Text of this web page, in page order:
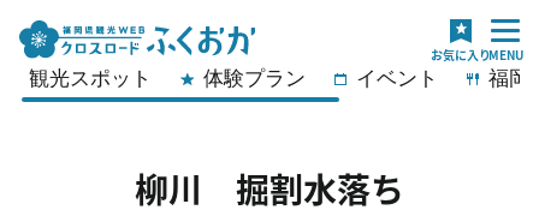
観光スポット 体験プラン イベント 福岡
柳川 掘割水落ち